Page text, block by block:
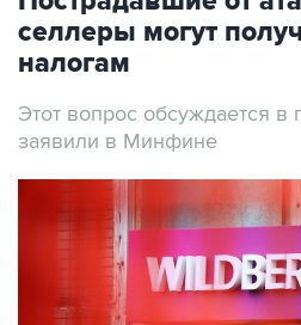
селлеры могут
налогам
Этот вопрос обсуждается в
заявили в Минфине